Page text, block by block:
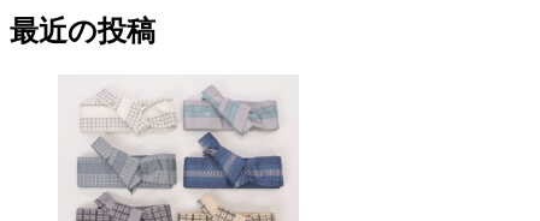
カ
イ
最近の投稿